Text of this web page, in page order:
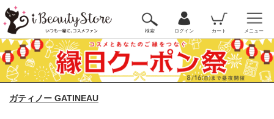
検索 ログイン カート メニュー
ガティノー GATINEAU